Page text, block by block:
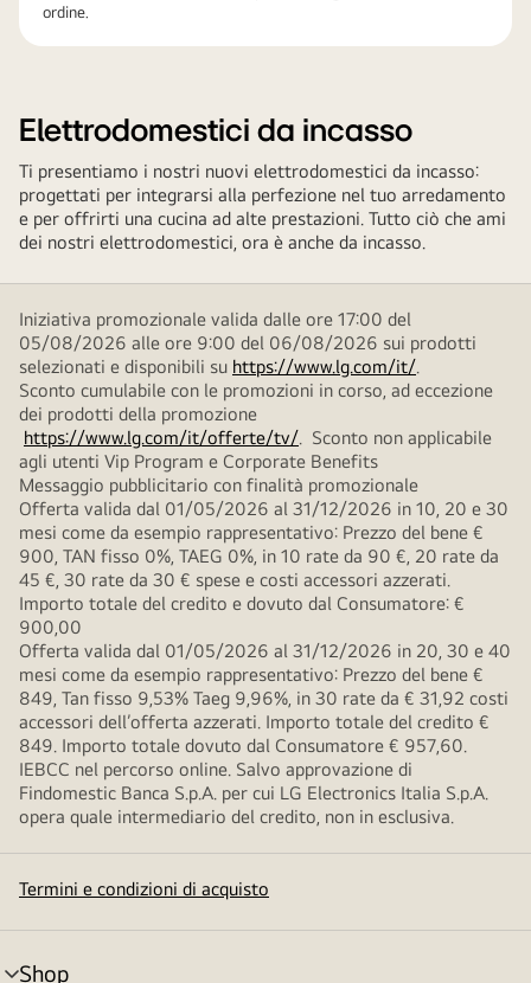
ordine.
Elettrodomestici da incasso
Ti presentiamo i nostri nuovi elettrodomestici da incasso:
progettati per integrarsi alla perfezione nel tuo arredamento
e per offrirti una cucina ad alte prestazioni. Tutto ciò che ami
dei nostri elettrodomestici, ora è anche da incasso.
Iniziativa promozionale valida dalle ore 17:00 del
05/08/2026 alle ore 9:00 del 06/08/2026 sui prodotti
selezionati e disponibili su https://www.lg.com/it/.
Sconto cumulabile con le promozioni in corso, ad eccezione
dei prodotti della promozione
https://www.lg.com/it/offerte/tv/. Sconto non applicabile
agli utenti Vip Program e Corporate Benefits
Messaggio pubblicitario con finalità promozionale
Offerta valida dal 01/05/2026 al 31/12/2026 in 10, 20 e 30
mesi come da esempio rappresentativo: Prezzo del bene €
900, TAN fisso 0%, TAEG 0%, in 10 rate da 90 €, 20 rate da
45 €, 30 rate da 30 € spese e costi accessori azzerati.
Importo totale del credito e dovuto dal Consumatore: €
900,00
Offerta valida dal 01/05/2026 al 31/12/2026 in 20, 30 e 40
mesi come da esempio rappresentativo: Prezzo del bene €
849, Tan fisso 9,53% Taeg 9,96%, in 30 rate da € 31,92 costi
accessori dell’offerta azzerati. Importo totale del credito €
849. Importo totale dovuto dal Consumatore € 957,60.
IEBCC nel percorso online. Salvo approvazione di
Findomestic Banca S.p.A. per cui LG Electronics Italia S.p.A.
opera quale intermediario del credito, non in esclusiva.
Termini e condizioni di acquisto
Shop